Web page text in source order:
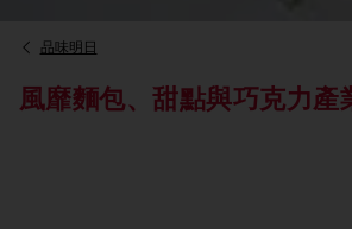
品味明日
風靡麵包、甜點與巧克力產